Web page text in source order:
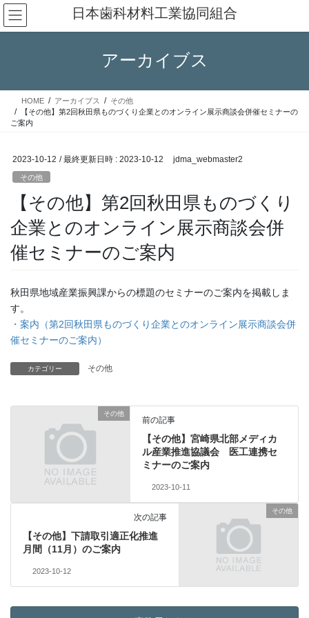
コ
ン
テ
ス
ナ
ビ
ゲ
ン
日本歯科材料工業協同組合
アーカイブス
HOME アーカイブス
その他
【その他】第2回秋田県ものづくり企業とのオンライン展示商談会併催セミナーの
ご案内
2023-10-12 / 最終更新日時 : 2023-10-12 jdma_webmaster2
その他
【その他】第2回秋田県ものづくり
企業とのオンライン展示商談会併
催セミナーのご案内
秋田県地域産業振興課からの標題のセミナーのご案内を掲載しま
す。
・案内（第2回秋田県ものづくり企業とのオンライン展示商談会併
催セミナーのご案内）
カテゴリー その他
その他
前の記事
【その他】宮崎県北部メディカ
ル産業推進協議会 医工連携セ
ミナーのご案内
2023-10-11
その他
次の記事
【その他】下請取引適正化推進
月間（11月）のご案内
2023-10-12